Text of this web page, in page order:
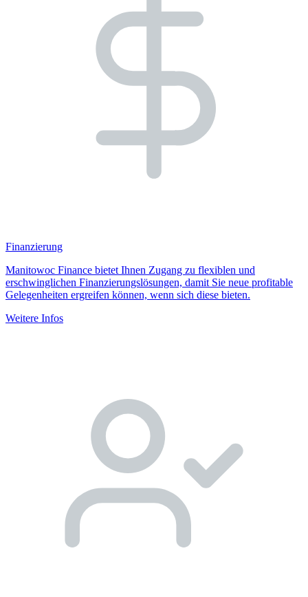
Finanzierung
Manitowoc Finance bietet Ihnen Zugang zu flexiblen und
erschwinglichen Finanzierungslösungen, damit Sie neue profitable
Gelegenheiten ergreifen können, wenn sich diese bieten.
Weitere Infos